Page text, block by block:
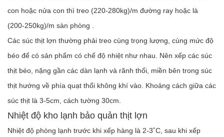
con hoặc nửa con thì treo (220-280kg)/m đường ray hoặc là
(200-250kg)/m sàn phòng .
Các súc thịt lợn thường phải treo cùng trọng lượng, cùng mức độ
béo để có sản phẩm có chế độ nhiệt như nhau. Nên xếp các súc
thịt béo, nặng gần các dàn lạnh và rãnh thổi, miền bên trong súc
thịt hướng về phía quạt thổi không khí vào. Khoảng cách giữa các
súc thịt là 3-5cm, cách tường 30cm.
Nhiệt độ kho lạnh bảo quản thịt lợn
Nhiệt độ phòng lạnh trước khi xếp hàng là 2-3˚C, sau khi xếp